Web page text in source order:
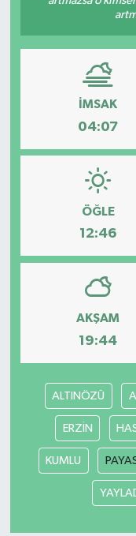
İMSAK
04:07
ÖĞLE
12:46
AKŞAM
19:44
ALTINÖZÜ
ERZİN
KUMLU